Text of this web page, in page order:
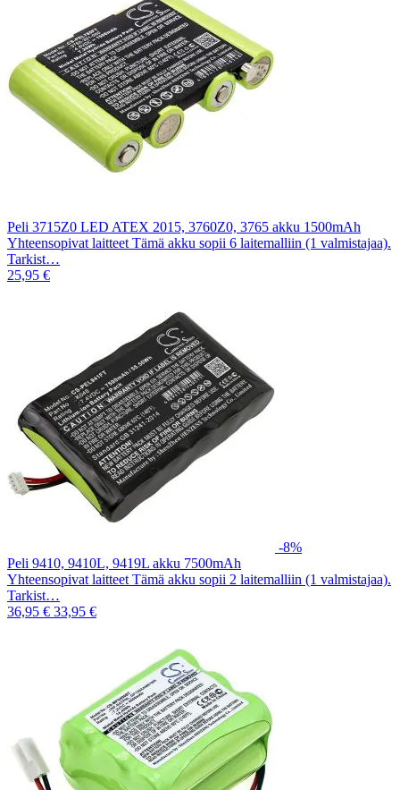
Peli 3715Z0 LED ATEX 2015, 3760Z0, 3765 akku 1500mAh
Yhteensopivat laitteet Tämä akku sopii 6 laitemalliin (1 valmistajaa).
Tarkist…
25,95 €
-8%
Peli 9410, 9410L, 9419L akku 7500mAh
Yhteensopivat laitteet Tämä akku sopii 2 laitemalliin (1 valmistajaa).
Tarkist…
36,95 € 33,95 €